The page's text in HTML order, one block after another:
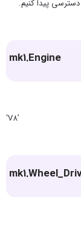
mk1.Engine
‘V8’